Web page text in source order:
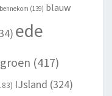
bennekom (139) blauw
ede
groen (417)
IJsland (324)